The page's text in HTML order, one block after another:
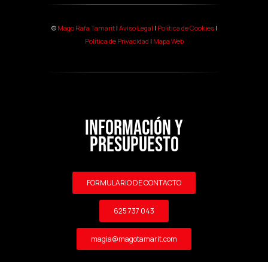
© Mago Rafa Tamarit| Aviso Legal | Política de Cookies|
Política de Privacidad | Mapa Web
INFORMACIÓN Y
PRESUPUESTO
FORMULARIO DE CONTACTO
625 737 043
magia@magotamarit.com